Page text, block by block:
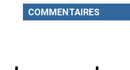
COMMENTAIRES